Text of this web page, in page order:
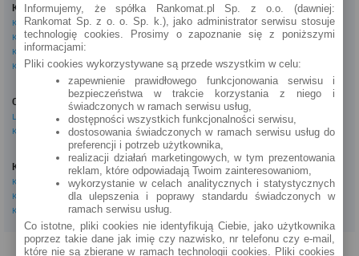
Kredyty
Kredyty gotówkowe
Kredyty hipoteczne
Kredyty konsolidacyjne
Kredyty na samochód
Oszczędzanie
Lokaty
Konta oszczędnościowe
Konta osobiste
Konta osobiste
Konta oszczędnościowe
Konta młodzieżowe
Dla firm
Kredyty firmowe
Konta firmowe
Inne
eBroker Ekstra
Artykuły
Odpowiedzi ekspertów
Porady
Opinie o instytucjach
Tagi
Kalkulator OC AC
Kalkulatory
PROGRAM PARTNERSKI O NAS REKLAMA REGULAMIN
Informujemy, że spółka Rankomat.pl Sp. z o.o. (dawniej:
Rankomat Sp. z o. o. Sp. k.), jako administrator serwisu stosuje
technologię cookies. Prosimy o zapoznanie się z poniższymi
informacjami:
Pliki cookies wykorzystywane są przede wszystkim w celu:
zapewnienie prawidłowego funkcjonowania serwisu i
bezpieczeństwa w trakcie korzystania z niego i
świadczonych w ramach serwisu usług,
dostępności wszystkich funkcjonalności serwisu,
dostosowania świadczonych w ramach serwisu usług do
preferencji i potrzeb użytkownika,
realizacji działań marketingowych, w tym prezentowania
reklam, które odpowiadają Twoim zainteresowaniom,
wykorzystanie w celach analitycznych i statystycznych
dla ulepszenia i poprawy standardu świadczonych w
ramach serwisu usług.
Co istotne, pliki cookies nie identyfikują Ciebie, jako użytkownika
poprzez takie dane jak imię czy nazwisko, nr telefonu czy e-mail,
które nie są zbierane w ramach technologii cookies. Pliki cookies